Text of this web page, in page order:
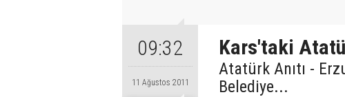
09:32
11 Ağustos 2011
Kars'taki
Atatürk Anıtı -
Belediye...